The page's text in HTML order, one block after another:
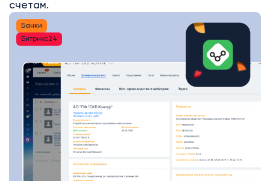
счетам.
Банки
Битрикс24